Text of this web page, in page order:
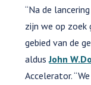
“Na de
zijn we op zoek
gebied van de
aldusJohn
Accelerator.